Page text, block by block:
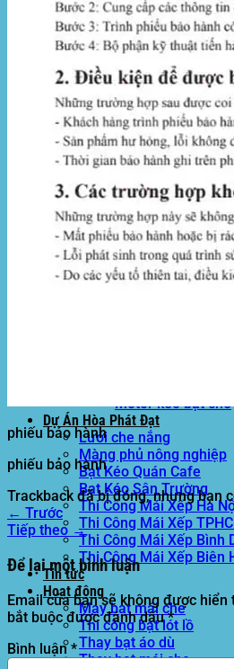
Hòa Phát Đạt
Giới thiệu Hòa Phát Đạt
Sản Phẩm
Sản Phẩm Bạt Che
Bạt che nắng mưa
Bạt kéo ngoài trời
Bạt che tự cuốn
Bạt nhựa xanh
Bạt sọc 3 màu
Bạt nhựa giá rẻ
Bạt lót ao hồ
Bạt nhựa đen
Màng chống thấm
Sản Phẩm Dù Che
Dù che nắng
Dù che quán cafe
Motor kéo bạt che
Dự Án Hòa Phát Đạt
Lưới che nắng
Màng phủ nông nghiệp
Bạt Kéo Quán Cafe
Bạt Kéo Sân Trường
Thi Công Mái Xếp Hà
Thi Công Mái Xếp
Thi Công Mái Xếp Bình
Thi Công Mái Xếp Biên
Tin tức
Hoạt động
May bạt mái che
Thi công bạt lót lồ
Thay bạt áo dù
Thay bạt mái che
phiếu bảo hành
phiếu bảo hành
Trackback đã bị đóng, nhưng bạn
← Trước
Tiếp theo →
Để lại một bình luận
Email của bạn sẽ không được hiển
bắt buộc được đánh dấu*
Bình luận*